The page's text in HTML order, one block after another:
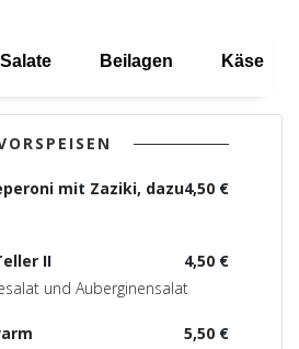
Salate Beilagen Käse
4,50 €
mit Zaziki, dazu
4,50 €
II
und Auberginensalat
5,50 €